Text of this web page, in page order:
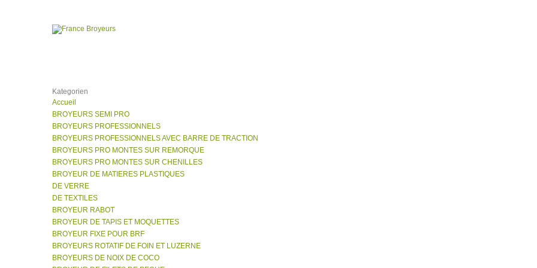
Kategorien
Accueil
BROYEURS SEMI PRO
BROYEURS PROFESSIONNELS
BROYEURS PROFESSIONNELS AVEC BARRE DE TRACTION
BROYEURS PRO MONTES SUR REMORQUE
BROYEURS PRO MONTES SUR CHENILLES
BROYEUR DE MATIERES PLASTIQUES
DE VERRE
DE TEXTILES
BROYEUR RABOT
BROYEUR DE TAPIS ET MOQUETTES
BROYEUR FIXE POUR BRF
BROYEURS ROTATIF DE FOIN ET LUZERNE
BROYEURS DE NOIX DE COCO